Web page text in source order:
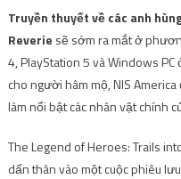
Truyền thuyết về các anh
Reverie sẽ sớm ra mắt ở
4, PlayStation 5 và Windows PC
cho người hâm mộ, NIS
làm nổi bật các nhân vật chính
The Legend of Heroes: Trails
dấn thân vào một cuộc phiêu